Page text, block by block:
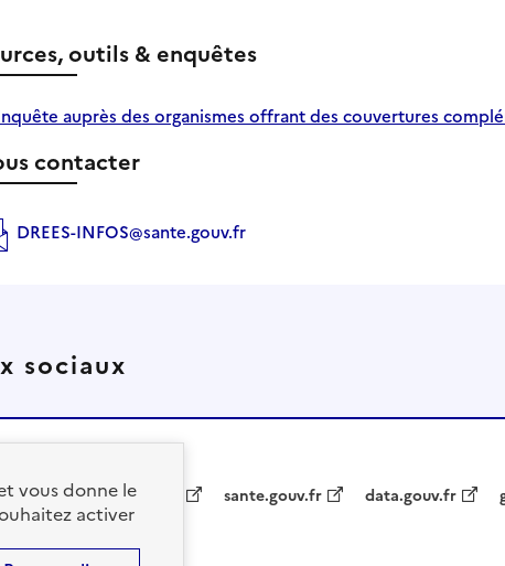
outils & enquêtes
auprès des organismes offrant des couvertures
contacter
DREES-INFOS@sante.gouv.fr
sociaux
solidarites.gouv.fr sante.gouv.fr data.gouv.fr
vous donne le
activer